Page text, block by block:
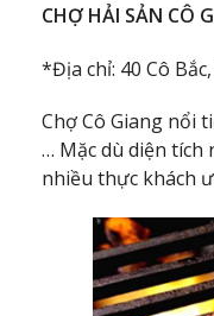
CHỢ HẢI SẢN CÔ
*Địa chỉ: 40 Cô
Chợ Cô Giang nổi
… Mặc dù diện
nhiều thực khách